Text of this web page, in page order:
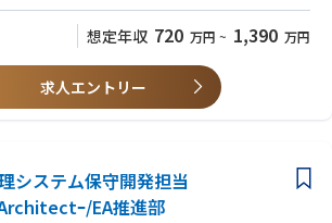
を目的とした経済産業省を含む当局対応
企画・要件定義・導入・運用支援を関連部門をま
きます。
務はグループ会社共通のシステムを使用しており、
に向けた取り組みを進めております。
要件定義経験をお持ちの方
あるいは産業機械の知識をお持ちの方
障貿易情報センター(CISTEC)の実務能力認定試験の
想定年収 720 万円 ~ 1,390 万円
求人エントリー
システム保守開発担当
ｰ/EA推進部